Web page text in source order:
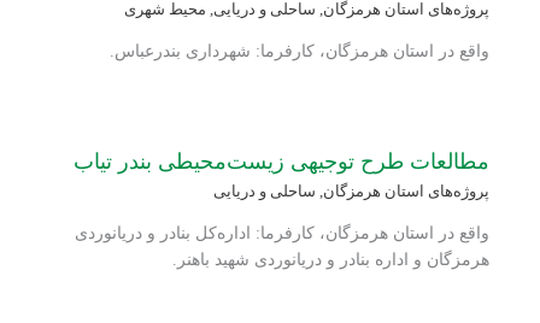
پروژه‌های استان هرمزگان, ساحلی و دریایی, محیط شهری
واقع در استان هرمزگان، کارفرما: شهرداری بندرعباس.
مطالعات طرح توجیهی زیست‌محیطی بندر تیاب
پروژه‌های استان هرمزگان, ساحلی و دریایی
واقع در استان هرمزگان، کارفرما: اداره‌کل بنادر و دریانوردی
هرمزگان و اداره بنادر و دریانوردی شهید باهنر.